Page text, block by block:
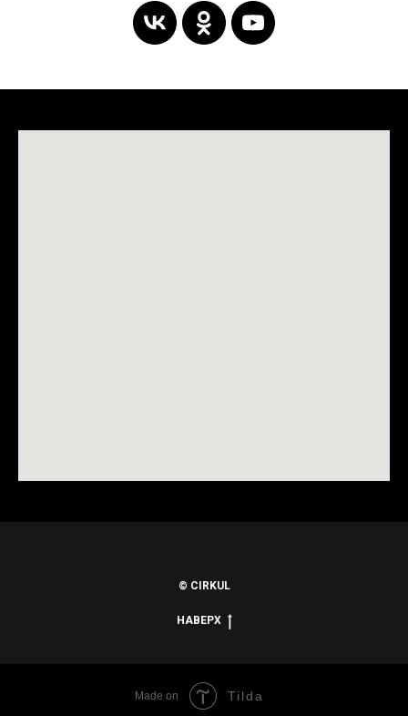
© CIRKUL
НАВЕРХ
Made on Tilda